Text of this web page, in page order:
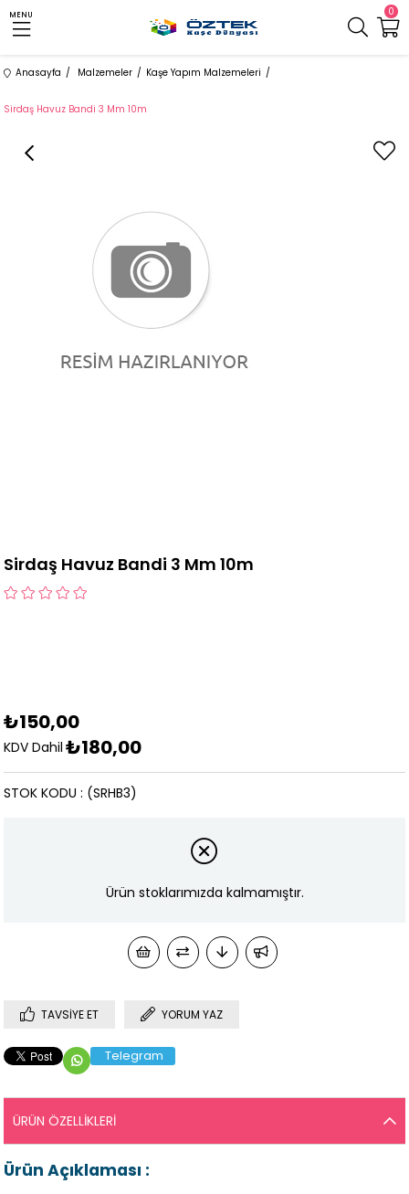
0
MENU
Anasayfa Malzemeler Kaşe Yapım Malzemeleri
Sirdaş Havuz Bandi 3 Mm 10m
Sirdaş Havuz Bandi 3 Mm 10m
₺150,00
KDV Dahil ₺180,00
(SRHB3)
STOK KODU
Ürün stoklarımızda kalmamıştır.
TAVSIYE ET YORUM YAZ
Telegram
ÜRÜN ÖZELLIKLERI
Ürün Açıklaması :